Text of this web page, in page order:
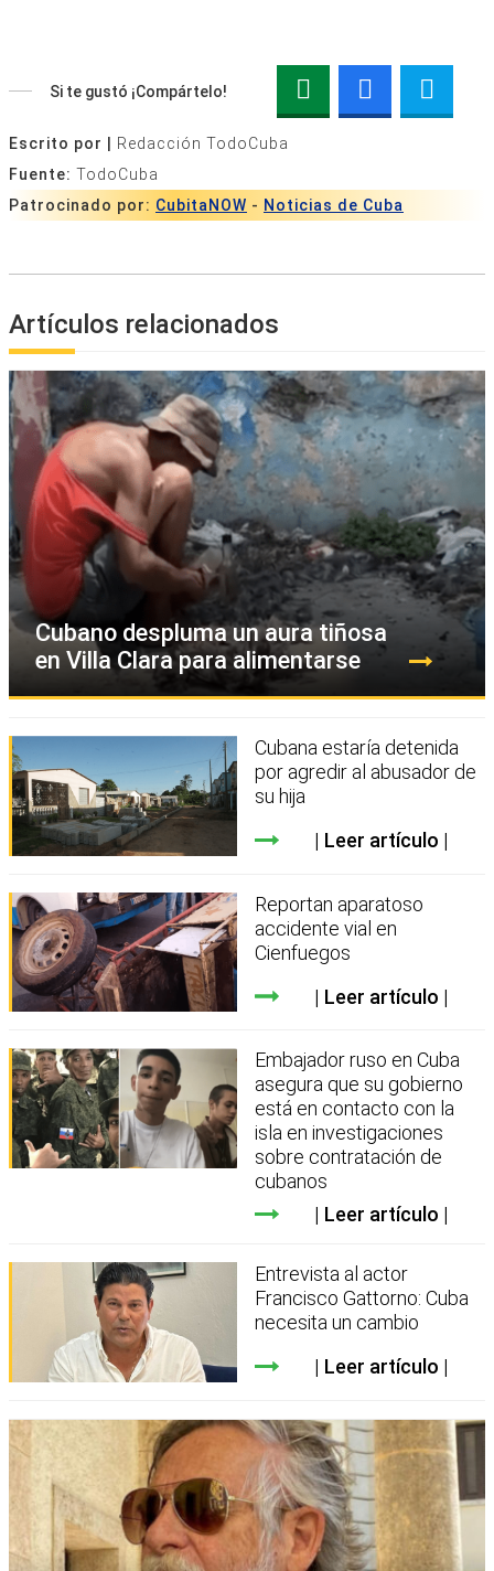
Si te gustó ¡Compártelo!
Escrito por |
Redacción TodoCuba
Fuente: TodoCuba
Patrocinado por: CubitaNOW - Noticias de Cuba
Artículos relacionados
Cubano despluma un aura tiñosa
en Villa Clara para alimentarse
Cubana estaría detenida
por agredir al abusador de
su hija
Leer artículo
Reportan aparatoso
accidente vial en
Cienfuegos
Leer artículo
Embajador ruso en Cuba
asegura que su gobierno
está en contacto con la
isla en investigaciones
sobre contratación de
cubanos
Leer artículo
Entrevista al actor
Francisco Gattorno: Cuba
necesita un cambio
Leer artículo